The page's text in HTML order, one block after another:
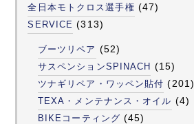
全日本モトクロス選手権 (47)
SERVICE (313)
ブーツリペア (52)
サスペンションSPINACH (15)
ツナギリペア・ワッペン貼付 (201)
TEXA・メンテナンス・オイル (4)
BIKEコーティング (45)